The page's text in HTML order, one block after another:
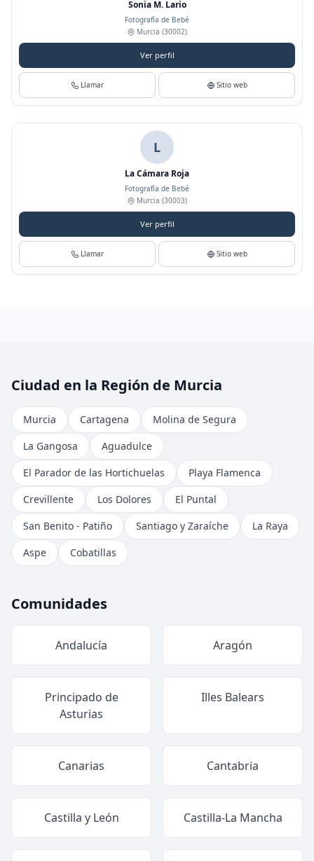
Sonia M. Lario
Fotografía de Bebé
Murcia (30002)
Ver perfil
Llamar Sitio web
L
La Cámara Roja
Fotografía de Bebé
Murcia (30003)
Ver perfil
Llamar Sitio web
Ciudad en la Región de Murcia
Murcia Cartagena
Molina de Segura
La Gangosa
Aguadulce
El Parador de las Hortichuelas
Playa Flamenca
Crevillente
Los Dolores
El Puntal
San Benito - Patiño
Santiago y Zaraíche
La Raya
Aspe
Cobatillas
Comunidades
Andalucía Aragón
Principado de
Asturias
Illes Balears
Canarias Cantabria
Castilla y León Castilla-La Mancha